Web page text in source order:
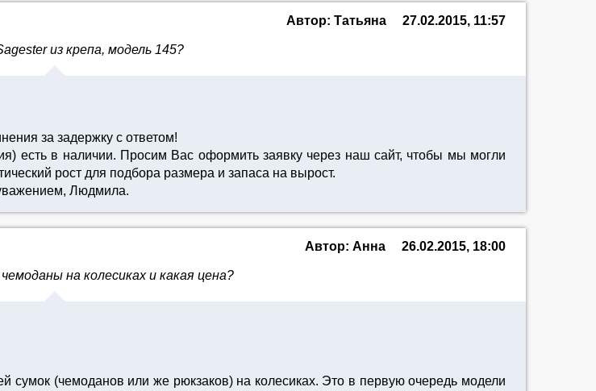
Автор: Татьяна 27.02.2015, 11:57
из крепа, модель 145?
за задержку с ответом!
есть в наличии. Просим Вас оформить заявку через наш сайт, чтобы мы могли
рост для подбора размера и запаса на вырост.
Людмила.
Автор: Анна 26.02.2015, 18:00
на колесиках и какая цена?
сумок (чемоданов или же рюкзаков) на колесиках. Это в первую очередь модели